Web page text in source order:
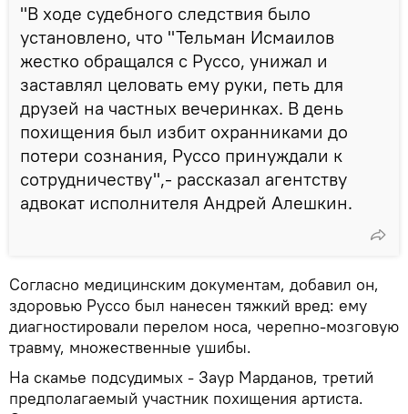
"В ходе судебного следствия было
установлено, что "Тельман Исмаилов
жестко обращался с Руссо, унижал и
заставлял целовать ему руки, петь для
друзей на частных вечеринках. В день
похищения был избит охранниками до
потери сознания, Руссо принуждали к
сотрудничеству",- рассказал агентству
адвокат исполнителя Андрей Алешкин.
Согласно медицинским документам, добавил он,
здоровью Руссо был нанесен тяжкий вред: ему
диагностировали перелом носа, черепно-мозговую
травму, множественные ушибы.
На скамье подсудимых - Заур Марданов, третий
предполагаемый участник похищения артиста.